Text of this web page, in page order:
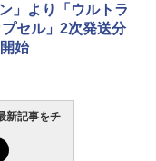
ダムX ガンダムレオ
ル 色分け済みプラモ
ンダイ スピリッツ)
ー EZY RG 1/48 AV-
歳以上エアーHOP
MARUI) No.21 H&K
アーHOPハンドガン
ルシリーズ No.123
ゲートカット用) プラ
」より「ウルトラ
セル」2次発送分
始
新記事をチ